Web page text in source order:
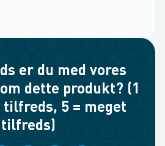
er du med vores
dette produkt? (1
5 = meget
tilfreds)